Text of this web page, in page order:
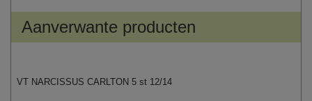
Aanverwante producten
VT NARCISSUS CARLTON 5 st 12/14